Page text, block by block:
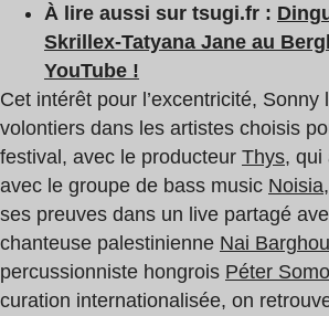
À lire aussi sur tsugi.fr :
Skrillex-Tatyana Jane au
YouTube !
Cet intérêt pour l’excentricité, Sonny
volontiers dans les artistes choisis
festival, avec le producteur Thys, qui
avec le groupe de bass music Noisia
ses preuves dans un live partagé
chanteuse palestinienne Nai
percussionniste hongrois Péter
curation internationalisée, on